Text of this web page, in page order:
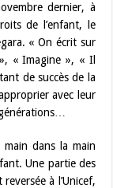
dernier, à
de l’enfant, le
« On écrit sur
« Imagine », « Il
de succès de la
avec leur
main dans la main
Une partie des
à l’Unicef,